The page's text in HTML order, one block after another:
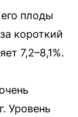
плоды
короткий
7,2–8,1%.
Уровень